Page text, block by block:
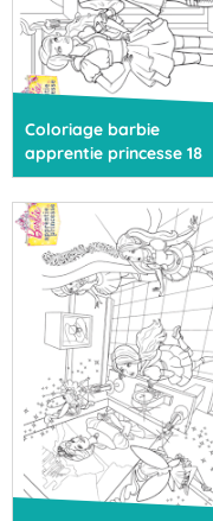
Coloriage barbie
apprentie princesse 18